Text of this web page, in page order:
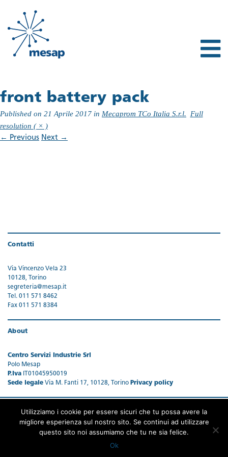
front battery pack
Published on 21 Aprile 2017 in Mecaprom TCo Italia S.r.l.
Full
resolution ( × )
← Previous Next →
Contatti
Via Vincenzo Vela 23
10128, Torino
segreteria@mesap.it
Tel. 011 571 8462
Fax 011 571 8384
About
Centro Servizi Industrie Srl
Polo Mesap
P.Iva IT01045950019
Sede legale Via M. Fanti 17, 10128, Torino Privacy policy
Utilizziamo i cookie per essere sicuri che tu possa avere la
migliore esperienza sul nostro sito. Se continui ad utilizzare
questo sito noi assumiamo che tu ne sia felice.
Ok